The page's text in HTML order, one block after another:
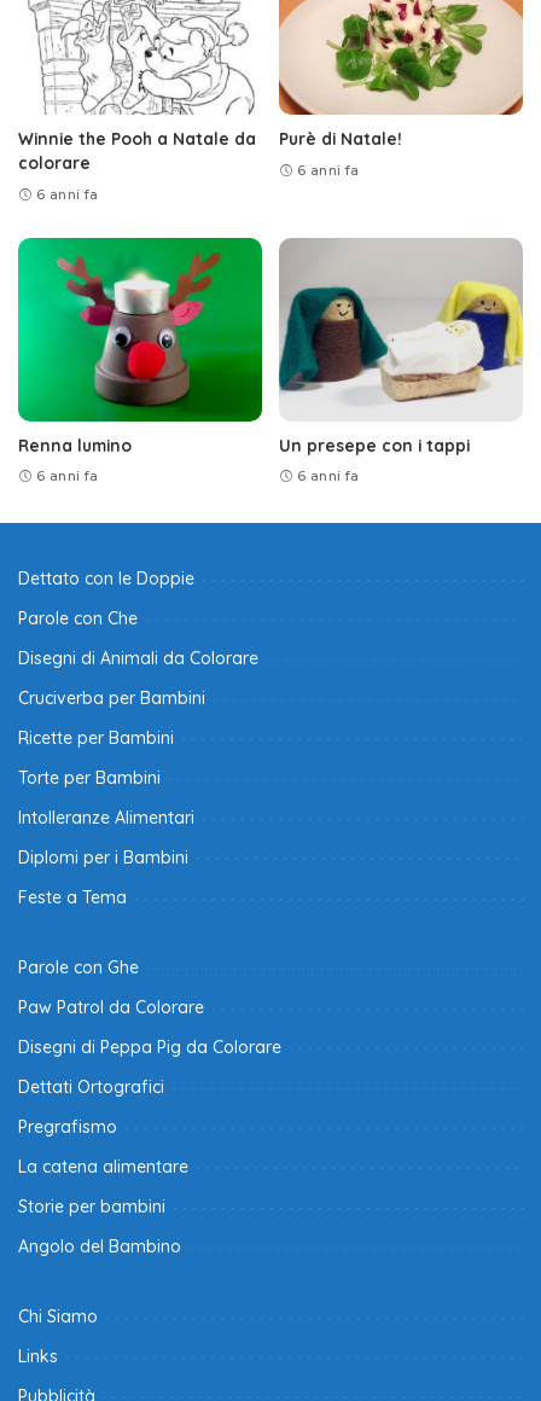
Winnie the Pooh a Natale da
colorare
6 anni fa
Purè di Natale!
6 anni fa
Renna lumino
6 anni fa
Un presepe con i tappi
6 anni fa
Dettato con le Doppie
Parole con Che
Disegni di Animali da Colorare
Cruciverba per Bambini
Ricette per Bambini
Torte per Bambini
Intolleranze Alimentari
Diplomi per i Bambini
Feste a Tema
Parole con Ghe
Paw Patrol da Colorare
Disegni di Peppa Pig da Colorare
Dettati Ortografici
Pregrafismo
La catena alimentare
Storie per bambini
Angolo del Bambino
Chi Siamo
Links
Pubblicità